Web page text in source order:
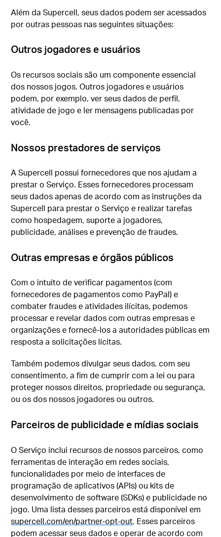
Além da Supercell, seus dados podem ser acessados
por outras pessoas nas seguintes situações:
Outros jogadores e usuários
Os recursos sociais são um componente essencial
dos nossos jogos. Outros jogadores e usuários
podem, por exemplo, ver seus dados de perfil,
atividade de jogo e ler mensagens publicadas por
você.
Nossos prestadores de serviços
A Supercell possui fornecedores que nos ajudam a
prestar o Serviço. Esses fornecedores processam
seus dados apenas de acordo com as instruções da
Supercell para prestar o Serviço e realizar tarefas
como hospedagem, suporte a jogadores,
publicidade, análises e prevenção de fraudes.
Outras empresas e órgãos públicos
Com o intuito de verificar pagamentos (com
fornecedores de pagamentos como PayPal) e
combater fraudes e atividades ilícitas, podemos
processar e revelar dados com outras empresas e
organizações e fornecê-los a autoridades públicas em
resposta a solicitações lícitas.
Também podemos divulgar seus dados, com seu
consentimento, a fim de cumprir com a lei ou para
proteger nossos direitos, propriedade ou segurança,
ou os dos nossos jogadores ou outros.
Parceiros de publicidade e mídias sociais
O Serviço inclui recursos de nossos parceiros, como
ferramentas de interação em redes sociais,
funcionalidades por meio de interfaces de
programação de aplicativos (APIs) ou kits de
desenvolvimento de software (SDKs) e publicidade no
jogo. Uma lista desses parceiros está disponível em
supercell.com/en/partner-opt-out. Esses parceiros
podem acessar seus dados e operar de acordo com